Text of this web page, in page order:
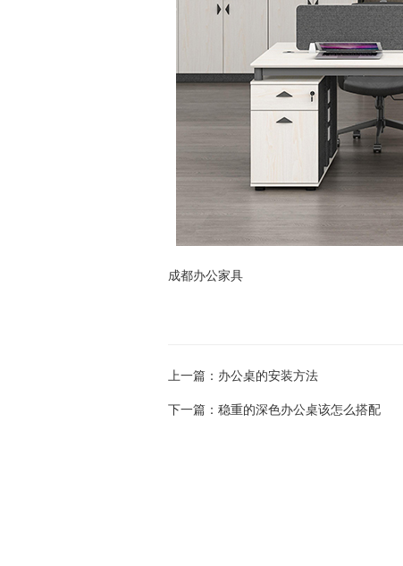
成都办公家具
上一篇： 办公桌的安装方法
下一篇：稳重的深色办公桌该怎么搭配